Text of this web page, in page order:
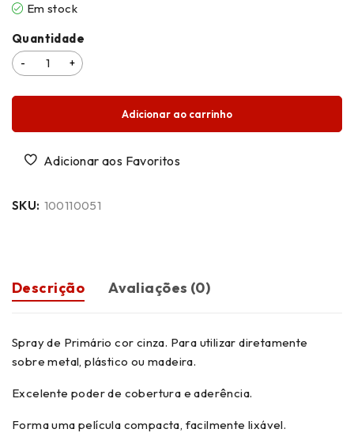
Em stock
Quantidade
Adicionar ao carrinho
SKU: 100110051
Descrição Avaliações (0)
Spray de Primário cor cinza. Para utilizar diretamente
sobre metal, plástico ou madeira.
Excelente poder de cobertura e aderência.
Forma uma película compacta, facilmente lixável.